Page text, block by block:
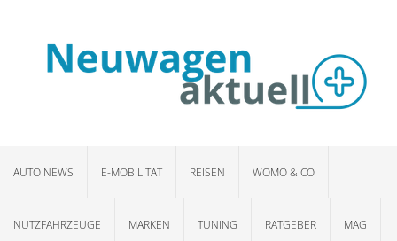
AUTO NEWS E-MOBILITÄT REISEN WOMO & CO
NUTZFAHRZEUGE MARKEN TUNING RATGEBER MAG